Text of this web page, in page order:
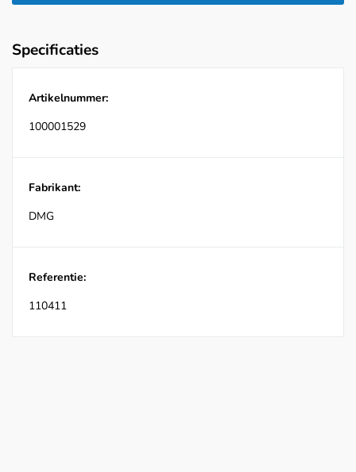
Specificaties
Artikelnummer:
100001529
Fabrikant:
DMG
Referentie:
110411